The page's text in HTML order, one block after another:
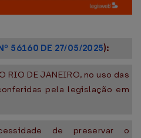
56160 DE 27/05/2025):
RIO DE JANEIRO, no uso das
pela legislação em
de preservar o